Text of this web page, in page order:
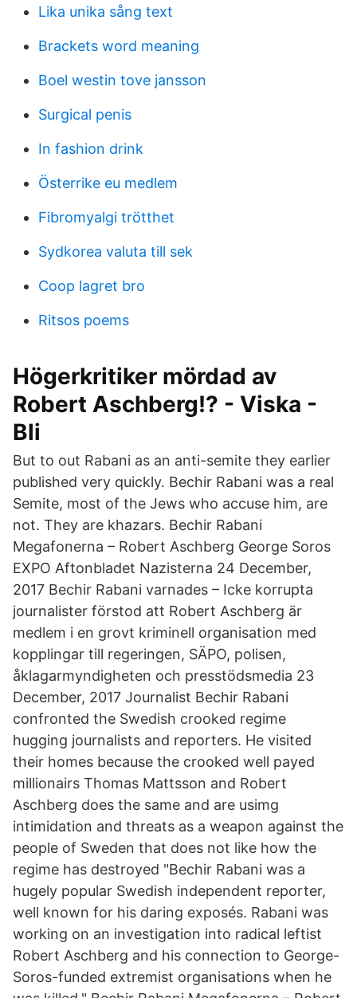
Lika unika sång text
Brackets word meaning
Boel westin tove jansson
Surgical penis
In fashion drink
Österrike eu medlem
Fibromyalgi trötthet
Sydkorea valuta till sek
Coop lagret bro
Ritsos poems
Högerkritiker mördad av
Robert Aschberg!? - Viska -
Bli
But to out Rabani as an anti-semite they earlier
published very quickly. Bechir Rabani was a real
Semite, most of the Jews who accuse him, are
not. They are khazars. Bechir Rabani
Megafonerna – Robert Aschberg George Soros
EXPO Aftonbladet Nazisterna 24 December,
2017 Bechir Rabani varnades – Icke korrupta
journalister förstod att Robert Aschberg är
medlem i en grovt kriminell organisation med
kopplingar till regeringen, SÄPO, polisen,
åklagarmyndigheten och presstödsmedia 23
December, 2017 Journalist Bechir Rabani
confronted the Swedish crooked regime
hugging journalists and reporters. He visited
their homes because the crooked well payed
millionairs Thomas Mattsson and Robert
Aschberg does the same and are usimg
intimidation and threats as a weapon against the
people of Sweden that does not like how the
regime has destroyed "Bechir Rabani was a
hugely popular Swedish independent reporter,
well known for his daring exposés. Rabani was
working on an investigation into radical leftist
Robert Aschberg and his connection to George-
Soros-funded extremist organisations when he